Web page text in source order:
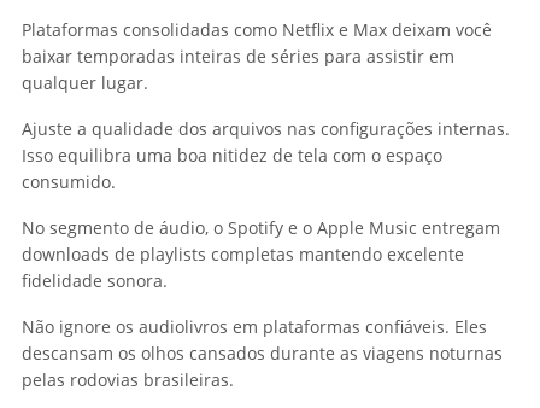
Plataformas consolidadas como Netflix e Max deixam você
baixar temporadas inteiras de séries para assistir em
qualquer lugar.
Ajuste a qualidade dos arquivos nas configurações internas.
Isso equilibra uma boa nitidez de tela com o espaço
consumido.
No segmento de áudio, o Spotify e o Apple Music entregam
downloads de playlists completas mantendo excelente
fidelidade sonora.
Não ignore os audiolivros em plataformas confiáveis. Eles
descansam os olhos cansados durante as viagens noturnas
pelas rodovias brasileiras.